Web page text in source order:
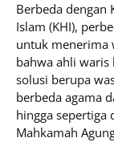
Berbeda dengan
Islam (KHI),
untuk menerima
bahwa ahli waris
solusi berupa
berbeda agama
hingga sepertiga
Mahkamah